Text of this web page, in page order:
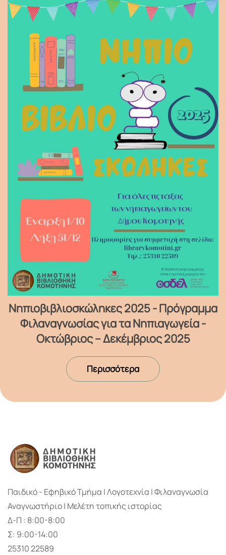
Νηπιοβιβλιοσκώληκες 2025 - Πρόγραμμα
Φιλαναγνωσίας για τα Νηπιαγωγεία -
Οκτώβριος – Δεκέμβριος 2025
Περισσότερα
Παιδικό - Εφηβικό Τμήμα | Λογοτεχνία | Φιλαναγνωσία
Αναγνωστήριο | Μελέτη τοπικής ιστορίας
Δ-Π : 8:00-8:00
Σ: 9:00-14:00
25310 22589